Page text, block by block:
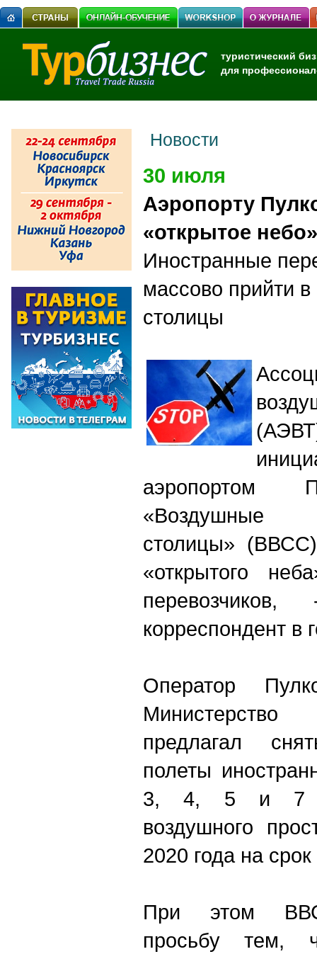
туристический
для
Новости
30 июля
Аэропорту
«открытое небо»
Иностранные
массово прийти
столицы
аэропортом
«Воздушные
столицы»
«открытого
корреспондент в
Оператор
предлагал
полеты
3, 4, 5 и 7
воздушного
2020 года на
При этом
просьбу тем,